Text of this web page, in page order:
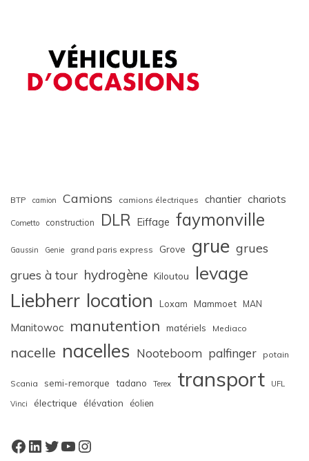
BTP camion Camions camions électriques chantier chariots
Cometto construction DLR Eiffage faymonville
Gaussin Genie grand paris express Grove grue grues
grues à tour hydrogène Kiloutou levage
Liebherr location Loxam Mammoet MAN
Manitowoc manutention matériels Mediaco
nacelle nacelles Nooteboom palfinger potain
Scania semi-remorque tadano Terex transport UFL
Vinci électrique élévation éolien
Facebook
LinkedIn
Twitter
YouTube
Instagram